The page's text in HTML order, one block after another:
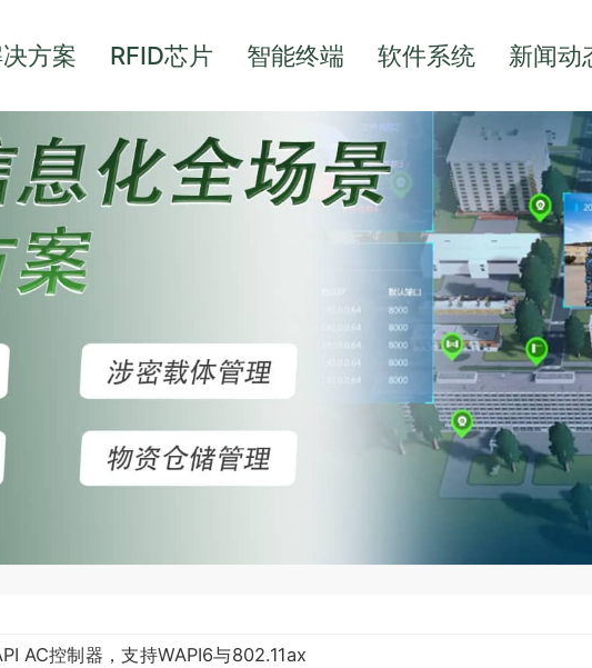
方案 RFID芯片 智能终端 软件系统 新闻动
AC控制器，支持WAPI6与802.11ax